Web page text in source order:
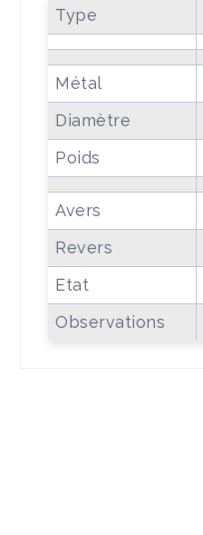
Type
Métal
Diamètre
Poids
Avers
Revers
Etat
Observations